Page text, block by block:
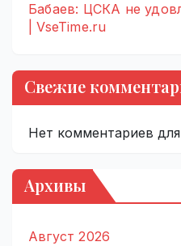
Бабаев: ЦСКА не
| VseTime.ru
Свежие
Нет комментариев
Архивы
Август 2026